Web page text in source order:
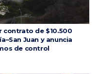
contrato de $10.500
Juan y anuncia
de control